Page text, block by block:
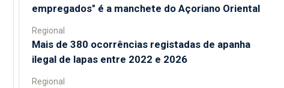
empregados" é a manchete do Açoriano Oriental
Regional
Mais de 380 ocorrências registadas de apanha
ilegal de lapas entre 2022 e 2026
Regional